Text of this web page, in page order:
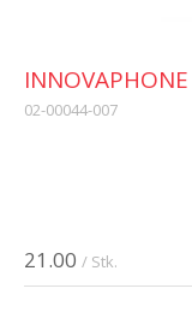
21.00 / Stk.
02-00044-007